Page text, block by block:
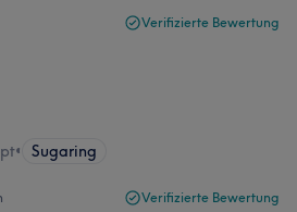
Verifizierte Bewertung
• Sugaring
Verifizierte Bewertung